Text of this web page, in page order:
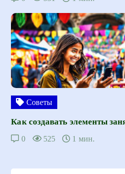
Советы
Как создавать элементы
0 525 1 мин.